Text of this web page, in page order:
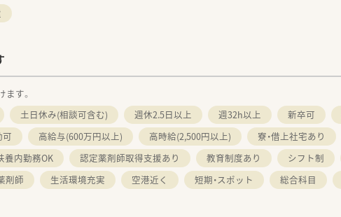
す。
土日休み(相談可含む) 週休2.5日以上 週32h以上 新卒可
可 高給与(600万円以上) 高時給(2,500円以上) 寮・借上社宅あり
養内勤務OK 認定薬剤師取得支援あり 教育制度あり シフト制
剤師 生活環境充実 空港近く 短期・スポット 総合科目